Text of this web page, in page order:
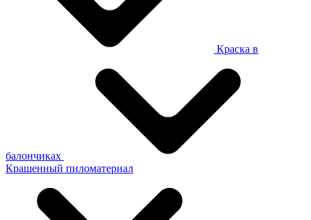
Краска в
балончиках
Крашенный пиломатериал